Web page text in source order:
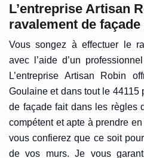
L’entreprise Artisan
ravalement de
Vous songez à effectuer le
avec l’aide d’un
L’entreprise Artisan Robin
Goulaine et dans tout le 44115
de façade fait dans les règles
compétent et apte à prendre
vous confierez que ce soit
de vos murs. Je vous